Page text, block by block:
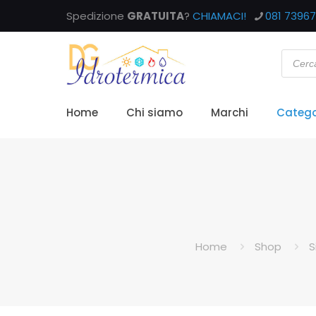
Spedizione GRATUITA? CHIAMACI! 081
Home Chi siamo Marchi
Home Shop